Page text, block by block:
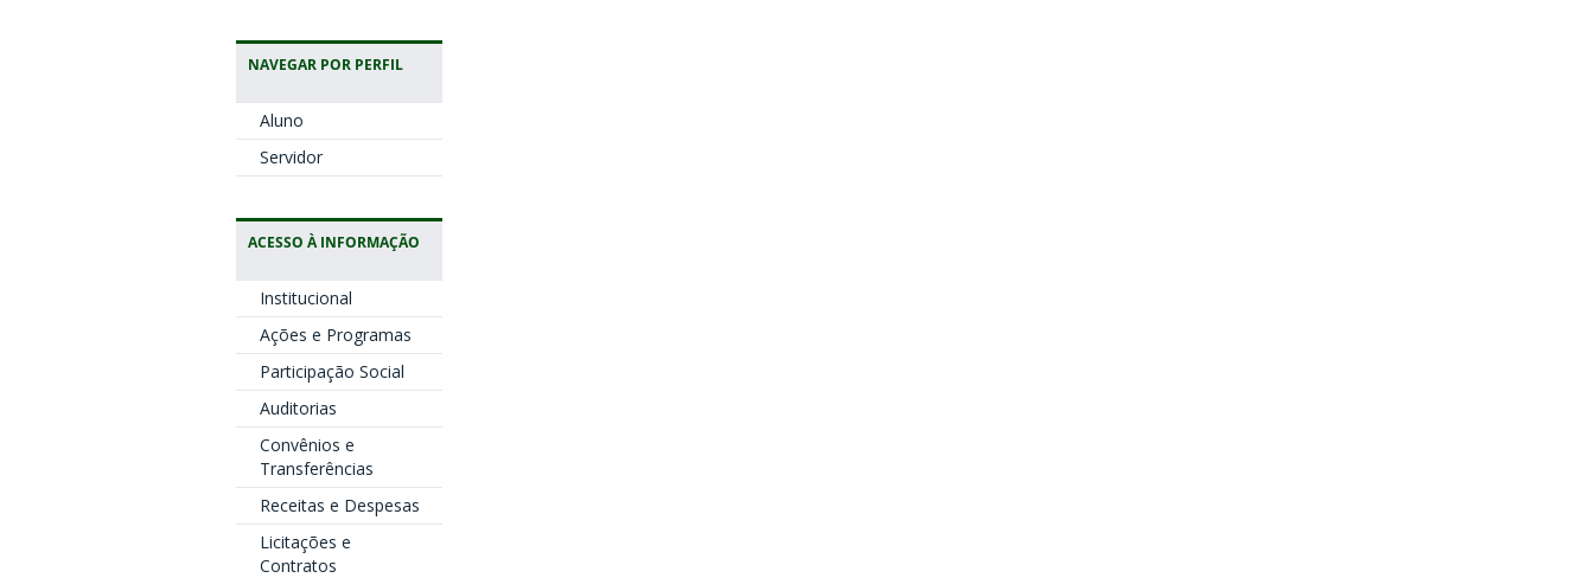
NAVEGAR POR PERFIL
Aluno
Servidor
ACESSO À INFORMAÇÃO
Institucional
Ações e Programas
Participação Social
Auditorias
Convênios e
Transferências
Receitas e Despesas
Licitações e
Contratos